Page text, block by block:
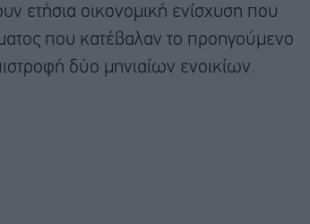
ετήσια οικονομική ενίσχυση που
που κατέβαλαν το προηγούμενο
δύο μηνιαίων ενοικίων.